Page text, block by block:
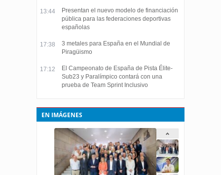
13:44
Presentan el nuevo modelo de financiación
pública para las federaciones deportivas
españolas
17:38
3 metales para España en el Mundial de
Piragüismo
17:12
El Campeonato de España de Pista Élite-
Sub23 y Paralímpico contará con una
prueba de Team Sprint Inclusivo
EN IMÁGENES